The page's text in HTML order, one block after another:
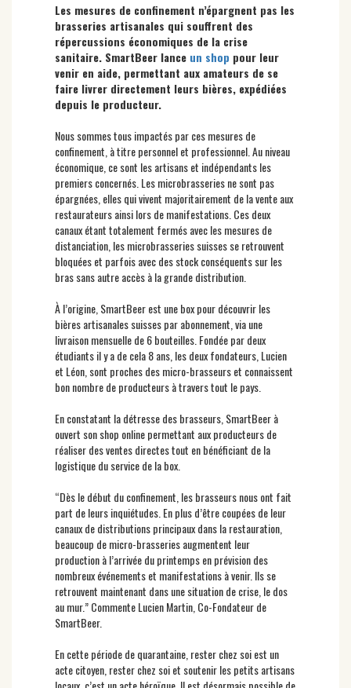
Les mesures de confinement n’épargnent pas les
brasseries artisanales qui souffrent des
répercussions économiques de la crise
sanitaire. SmartBeer lance un shop pour leur
venir en aide, permettant aux amateurs de se
faire livrer directement leurs bières, expédiées
depuis le producteur.
Nous sommes tous impactés par ces mesures de
confinement, à titre personnel et professionnel. Au niveau
économique, ce sont les artisans et indépendants les
premiers concernés. Les microbrasseries ne sont pas
épargnées, elles qui vivent majoritairement de la vente aux
restaurateurs ainsi lors de manifestations. Ces deux
canaux étant totalement fermés avec les mesures de
distanciation, les microbrasseries suisses se retrouvent
bloquées et parfois avec des stock conséquents sur les
bras sans autre accès à la grande distribution.
À l’origine, SmartBeer est une box pour découvrir les
bières artisanales suisses par abonnement, via une
livraison mensuelle de 6 bouteilles. Fondée par deux
étudiants il y a de cela 8 ans, les deux fondateurs, Lucien
et Léon, sont proches des micro-brasseurs et connaissent
bon nombre de producteurs à travers tout le pays.
En constatant la détresse des brasseurs, SmartBeer à
ouvert son shop online permettant aux producteurs de
réaliser des ventes directes tout en bénéficiant de la
logistique du service de la box.
“Dès le début du confinement, les brasseurs nous ont fait
part de leurs inquiétudes. En plus d’être coupées de leur
canaux de distributions principaux dans la restauration,
beaucoup de micro-brasseries augmentent leur
production à l’arrivée du printemps en prévision des
nombreux événements et manifestations à venir. Ils se
retrouvent maintenant dans une situation de crise, le dos
au mur.” Commente Lucien Martin, Co-Fondateur de
SmartBeer.
En cette période de quarantaine, rester chez soi est un
acte citoyen, rester chez soi et soutenir les petits artisans